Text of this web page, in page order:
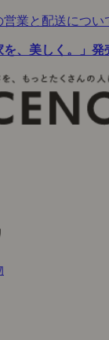
営業と配送につい
、美しく。」発